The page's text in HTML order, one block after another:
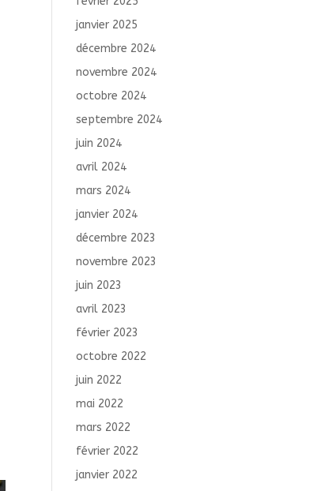
janvier 2025
décembre 2024
novembre 2024
octobre 2024
septembre 2024
juin 2024
avril 2024
mars 2024
janvier 2024
décembre 2023
novembre 2023
juin 2023
avril 2023
février 2023
octobre 2022
juin 2022
mai 2022
mars 2022
février 2022
janvier 2022